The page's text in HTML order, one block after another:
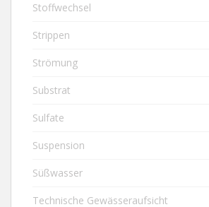
Stoffwechsel
Strippen
Strömung
Substrat
Sulfate
Suspension
Süßwasser
Technische Gewässeraufsicht